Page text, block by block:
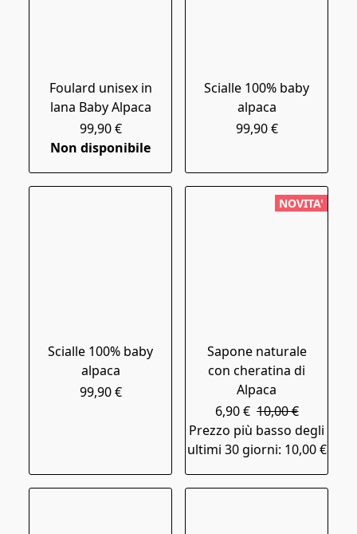
Foulard unisex in
lana Baby Alpaca
99,90 €
Non disponibile
Scialle 100% baby
alpaca
99,90 €
Scialle 100% baby
alpaca
99,90 €
NOVITA'
Sapone naturale
con cheratina di
Alpaca
6,90 € 10,00 €
Prezzo più basso degli
ultimi 30 giorni: 10,00 €